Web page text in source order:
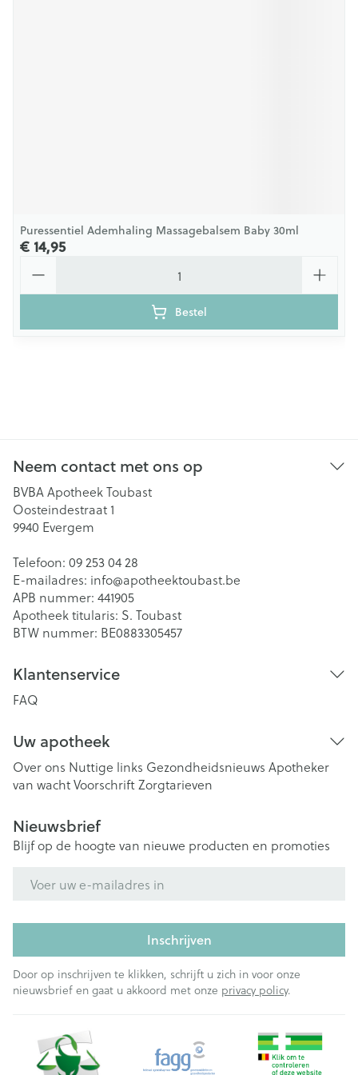
Puressentiel Ademhaling Massagebalsem Baby 30ml
€ 14,95
Bestel
Neem contact met ons op
BVBA Apotheek Toubast
Oosteindestraat 1
9940 Evergem
Telefoon: 09 253 04 28
E-mailadres: info@apotheektoubast.be
APB nummer: 441905
Apotheek titularis: S. Toubast
BTW nummer: BE0883305457
Klantenservice
FAQ
Uw apotheek
Over ons Nuttige links Gezondheidsnieuws Apotheker
van wachtVoorschriftZorgtarieven
Nieuwsbrief
Blijf op de hoogte van nieuwe producten en promoties
Inschrijven
Door op inschrijven te klikken, schrijft u zich in voor onze
nieuwsbrief en gaat u akkoord met onze privacy policy.